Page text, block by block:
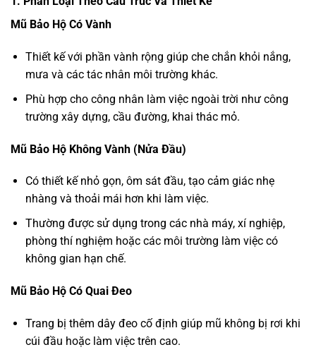
Mũ Bảo Hộ Có Vành
Thiết kế với phần vành rộng giúp che chắn khỏi nắng,
mưa và các tác nhân môi trường khác.
Phù hợp cho công nhân làm việc ngoài trời như công
trường xây dựng, cầu đường, khai thác mỏ.
Mũ Bảo Hộ Không Vành (Nửa Đầu)
Có thiết kế nhỏ gọn, ôm sát đầu, tạo cảm giác nhẹ
nhàng và thoải mái hơn khi làm việc.
Thường được sử dụng trong các nhà máy, xí nghiệp,
phòng thí nghiệm hoặc các môi trường làm việc có
không gian hạn chế.
Mũ Bảo Hộ Có Quai Đeo
Trang bị thêm dây đeo cố định giúp mũ không bị rơi khi
cúi đầu hoặc làm việc trên cao.